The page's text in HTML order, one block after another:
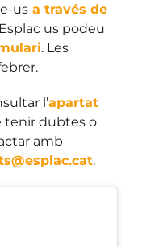
usa través de
us podeu
. Les
l’apartat
tenir dubtes o
amb
.